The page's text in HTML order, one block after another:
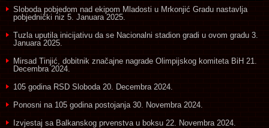
Sloboda pobjedom nad ekipom Mladosti u Mrkonjić Gradu nastavlja
pobjednički niz 5. Januara 2025.
Tuzla uputila inicijativu da se Nacionalni stadion gradi u ovom gradu 3.
Januara 2025.
Mirsad Tinjić, dobitnik značajne nagrade Olimpijskog komiteta BiH 21.
Decembra 2024.
105 godina RSD Sloboda 20. Decembra 2024.
Ponosni na 105 godina postojanja 30. Novembra 2024.
Izvjestaj sa Balkanskog prvenstva u boksu 22. Novembra 2024.